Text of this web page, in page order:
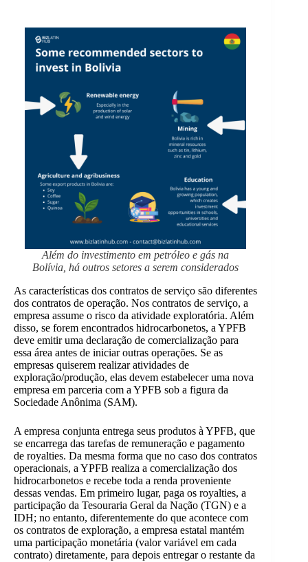
Além do investimento em petróleo e gás na
Bolívia, há outros setores a serem considerados
As características dos contratos de serviço são diferentes
dos contratos de operação. Nos contratos de serviço, a
empresa assume o risco da atividade exploratória. Além
disso, se forem encontrados hidrocarbonetos, a YPFB
deve emitir uma declaração de comercialização para
essa área antes de iniciar outras operações. Se as
empresas quiserem realizar atividades de
exploração/produção, elas devem estabelecer uma nova
empresa em parceria com a YPFB sob a figura da
Sociedade Anônima (SAM).
A empresa conjunta entrega seus produtos à YPFB, que
se encarrega das tarefas de remuneração e pagamento
de royalties. Da mesma forma que no caso dos contratos
operacionais, a YPFB realiza a comercialização dos
hidrocarbonetos e recebe toda a renda proveniente
dessas vendas. Em primeiro lugar, paga os royalties, a
participação da Tesouraria Geral da Nação (TGN) e a
IDH; no entanto, diferentemente do que acontece com
os contratos de exploração, a empresa estatal mantém
uma participação monetária (valor variável em cada
contrato) diretamente, para depois entregar o restante da